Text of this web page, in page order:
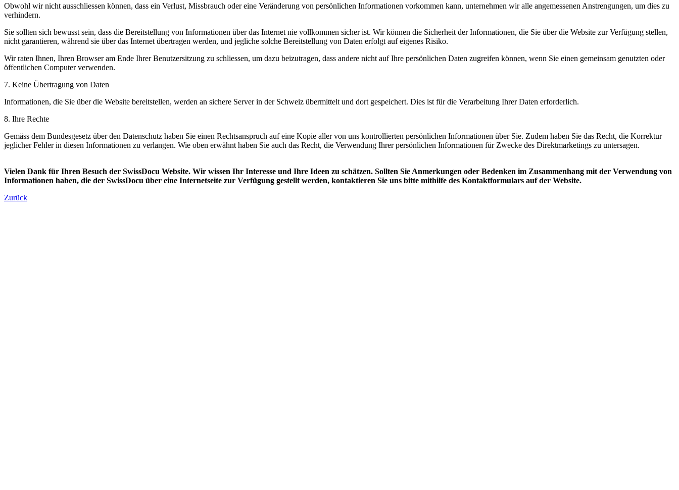
Obwohl wir nicht ausschliessen können, dass ein Verlust, Missbrauch oder eine Veränderung von persönlichen Informationen vorkommen kann, unternehmen wir alle angemessenen Anstrengungen, um dies zu
verhindern.
Sie sollten sich bewusst sein, dass die Bereitstellung von Informationen über das Internet nie vollkommen sicher ist. Wir können die Sicherheit der Informationen, die Sie über die Website zur Verfügung stellen,
nicht garantieren, während sie über das Internet übertragen werden, und jegliche solche Bereitstellung von Daten erfolgt auf eigenes Risiko.
Wir raten Ihnen, Ihren Browser am Ende Ihrer Benutzersitzung zu schliessen, um dazu beizutragen, dass andere nicht auf Ihre persönlichen Daten zugreifen können, wenn Sie einen gemeinsam genutzten oder
öffentlichen Computer verwenden.
7. Keine Übertragung von Daten
Informationen, die Sie über die Website bereitstellen, werden an sichere Server in der Schweiz übermittelt und dort gespeichert. Dies ist für die Verarbeitung Ihrer Daten erforderlich.
8. Ihre Rechte
Gemäss dem Bundesgesetz über den Datenschutz haben Sie einen Rechtsanspruch auf eine Kopie aller von uns kontrollierten persönlichen Informationen über Sie. Zudem haben Sie das Recht, die Korrektur
jeglicher Fehler in diesen Informationen zu verlangen. Wie oben erwähnt haben Sie auch das Recht, die Verwendung Ihrer persönlichen Informationen für Zwecke des Direktmarketings zu untersagen.
Vielen Dank für Ihren Besuch der SwissDocu Website. Wir wissen Ihr Interesse und Ihre Ideen zu schätzen. Sollten Sie Anmerkungen oder Bedenken im Zusammenhang mit der Verwendung von
Informationen haben, die der SwissDocu über eine Internetseite zur Verfügung gestellt werden, kontaktieren Sie uns bitte mithilfe des Kontaktformulars auf der Website.
Zurück